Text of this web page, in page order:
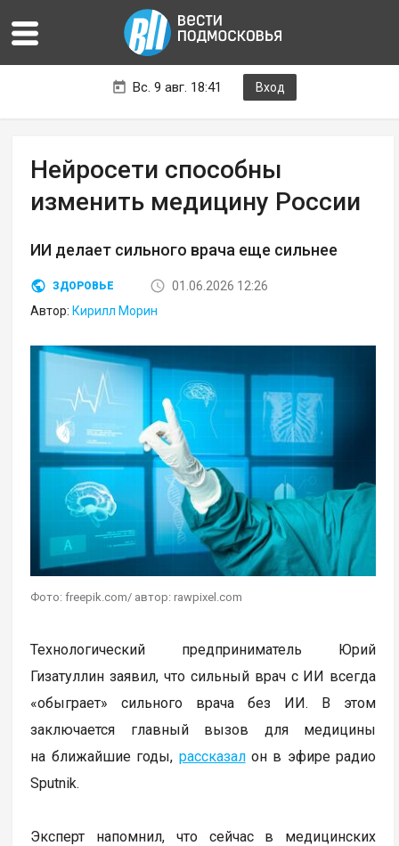
Вс. 9 авг. 18:41 Вход
Нейросети способны
изменить медицину России
ИИ делает сильного врача еще сильнее
ЗДОРОВЬЕ
01.06.2026 12:26
Автор: Кирилл Морин
Фото: freepik.com/ автор: rawpixel.com
Технологический предприниматель Юрий
Гизатуллин заявил, что сильный врач с ИИ всегда
«обыграет» сильного врача без ИИ. В этом
заключается главный вызов для медицины
на ближайшие годы, рассказалон в эфире радио
Sputnik.
Эксперт напомнил, что сейчас в медицинских